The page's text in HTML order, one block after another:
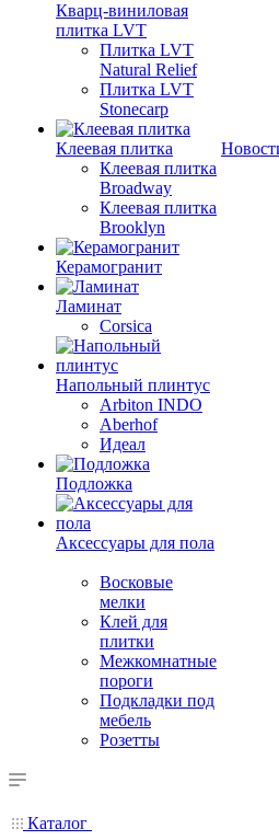
Кварц-виниловая
плитка LVT
Плитка LVT
Natural Relief
Плитка LVT
Stonecarp
Клеевая плитка
Клеевая плитка
Broadway
Клеевая плитка
Brooklyn
Керамогранит
Ламинат
Corsica
Напольный плинтус
Arbiton INDO
Aberhof
Идеал
Подложка
Аксессуары для пола
Восковые
мелки
Клей для
плитки
Межкомнатные
пороги
Подкладки под
мебель
Розетты
Каталог